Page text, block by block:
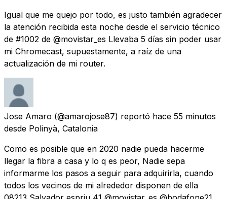
Igual que me quejo por todo, es justo también agradecer
la atención recibida esta noche desde el servicio técnico
de #1002 de @movistar_es Llevaba 5 días sin poder usar
mi Chromecast, supuestamente, a raíz de una
actualización de mi router.
Jose Amaro (@amarojose87) reportó hace 55 minutos
desde Polinyà, Catalonia
Como es posible que en 2020 nadie pueda hacerme
llegar la fibra a casa y lo q es peor, Nadie sepa
informarme los pasos a seguir para adquirirla, cuando
todos los vecinos de mi alrededor disponen de ella